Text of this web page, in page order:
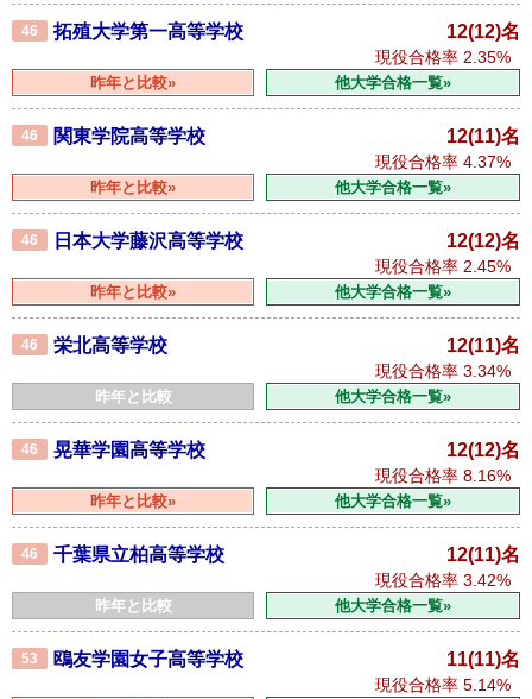
46 拓殖大学第一高等学校 12(12)名
現役合格率 2.35%
昨年と比較» 他大学合格一覧»
46 関東学院高等学校 12(11)名
現役合格率 4.37%
昨年と比較» 他大学合格一覧»
46 日本大学藤沢高等学校 12(12)名
現役合格率 2.45%
昨年と比較» 他大学合格一覧»
46 栄北高等学校 12(11)名
現役合格率 3.34%
昨年と比較 他大学合格一覧»
46 晃華学園高等学校 12(12)名
現役合格率 8.16%
昨年と比較» 他大学合格一覧»
46 千葉県立柏高等学校 12(11)名
現役合格率 3.42%
昨年と比較 他大学合格一覧»
53 鴎友学園女子高等学校 11(11)名
現役合格率 5.14%